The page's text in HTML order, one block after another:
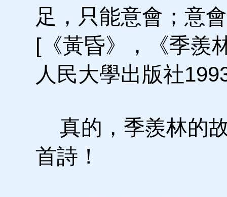
足，只能意會；意
[《黃昏》，《季羨
人民大學出版社
真的，季羨林的
首詩！